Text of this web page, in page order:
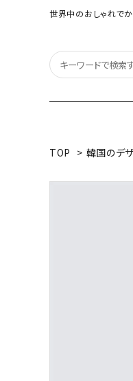
世界中のおしゃれでか
TOP > 韓国のデ